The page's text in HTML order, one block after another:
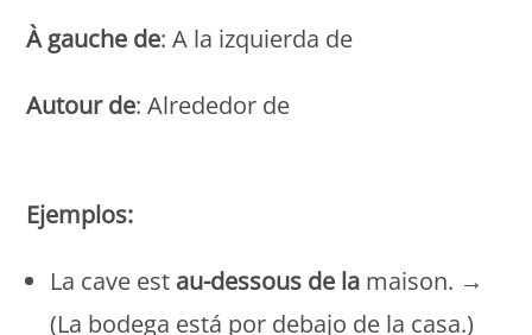
À gauche de: A la izquierda de
Autour de: Alrededor de
Ejemplos:
La cave est au-dessous de la maison. →
(La bodega está por debajo de la casa.)